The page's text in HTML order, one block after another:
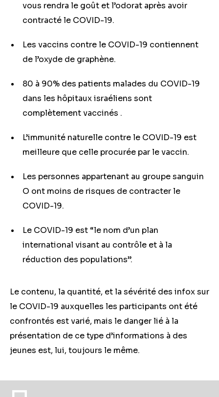
vous rendra le goût et l’odorat après avoir
contracté le COVID-19.
Les vaccins contre le COVID-19 contiennent
de l’oxyde de graphène.
80 à 90% des patients malades du COVID-19
dans les hôpitaux israéliens sont
complètement vaccinés .
L’immunité naturelle contre le COVID-19 est
meilleure que celle procurée par le vaccin.
Les personnes appartenant au groupe sanguin
O ont moins de risques de contracter le
COVID-19.
Le COVID-19 est “le nom d’un plan
international visant au contrôle et à la
réduction des populations”.
Le contenu, la quantité, et la sévérité des infox sur
le COVID-19 auxquelles les participants ont été
confrontés est varié, mais le danger lié à la
présentation de ce type d’informations à des
jeunes est, lui, toujours le même.